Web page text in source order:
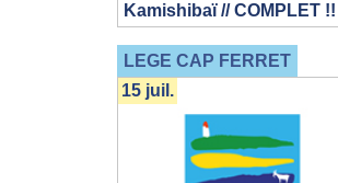
Kamishibaï // COMPLET !!
LEGE CAP FERRET
15 juil.